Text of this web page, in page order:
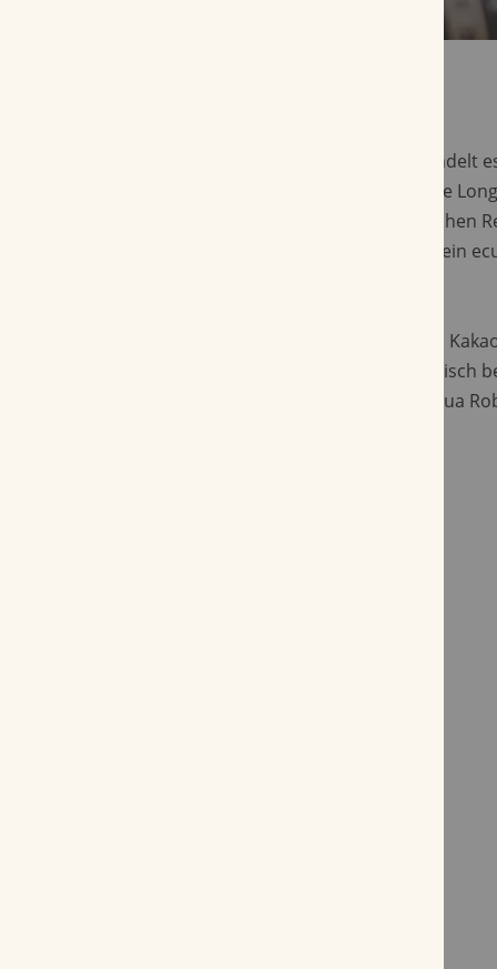
Bei der Villiger 1888 Nicaragua Robusto handelt
Tabacalera ABAM Cigars von Hand gefertigte
Einlage dafür stammt aus der Dominikanischen
Nicaragua, ein mexikanisches Umblatt und ein
Die Aromaentwicklung ist sehr harmonisch.
Gras werden von floralen Nuancen harmonisch
in Zellophan verpackte Villiger 1888 Nicaragua